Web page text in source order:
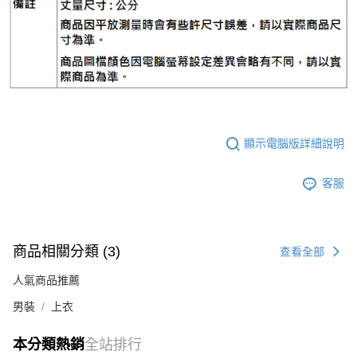
顯示電腦版詳細說明
客服
商品相關分類 (3) 查看全部
人氣商品推薦
男裝 上衣
本分類熱銷全站排行